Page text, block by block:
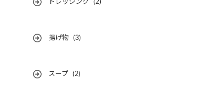
ドレッシング (2)
揚げ物 (3)
スープ (2)